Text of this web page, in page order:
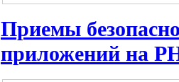
Приемы
приложений на